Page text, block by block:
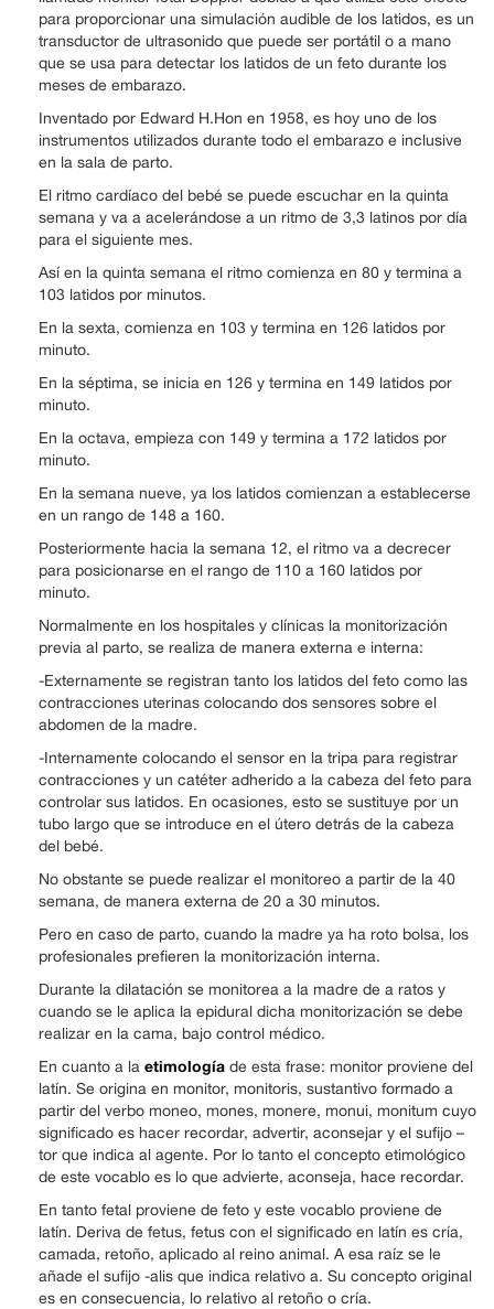
para proporcionar una simulación audible de los latidos, es un
transductor de ultrasonido que puede ser portátil o a mano
que se usa para detectar los latidos de un feto durante los
meses de embarazo.
Inventado por Edward H.Hon en 1958, es hoy uno de los
instrumentos utilizados durante todo el embarazo e inclusive
en la sala de parto.
El ritmo cardíaco del bebé se puede escuchar en la quinta
semana y va a acelerándose a un ritmo de 3,3 latinos por día
para el siguiente mes.
Así en la quinta semana el ritmo comienza en 80 y termina a
103 latidos por minutos.
En la sexta, comienza en 103 y termina en 126 latidos por
minuto.
En la séptima, se inicia en 126 y termina en 149 latidos por
minuto.
En la octava, empieza con 149 y termina a 172 latidos por
minuto.
En la semana nueve, ya los latidos comienzan a establecerse
en un rango de 148 a 160.
Posteriormente hacia la semana 12, el ritmo va a decrecer
para posicionarse en el rango de 110 a 160 latidos por
minuto.
Normalmente en los hospitales y clínicas la monitorización
previa al parto, se realiza de manera externa e interna:
-Externamente se registran tanto los latidos del feto como las
contracciones uterinas colocando dos sensores sobre el
abdomen de la madre.
-Internamente colocando el sensor en la tripa para registrar
contracciones y un catéter adherido a la cabeza del feto para
controlar sus latidos. En ocasiones, esto se sustituye por un
tubo largo que se introduce en el útero detrás de la cabeza
del bebé.
No obstante se puede realizar el monitoreo a partir de la 40
semana, de manera externa de 20 a 30 minutos.
Pero en caso de parto, cuando la madre ya ha roto bolsa, los
profesionales prefieren la monitorización interna.
Durante la dilatación se monitorea a la madre de a ratos y
cuando se le aplica la epidural dicha monitorización se debe
realizar en la cama, bajo control médico.
En cuanto a la etimología de esta frase: monitor proviene del
latín. Se origina en monitor, monitoris, sustantivo formado a
partir del verbo moneo, mones, monere, monui, monitum cuyo
significado es hacer recordar, advertir, aconsejar y el sufijo –
tor que indica al agente. Por lo tanto el concepto etimológico
de este vocablo es lo que advierte, aconseja, hace recordar.
En tanto fetal proviene de feto y este vocablo proviene de
latín. Deriva de fetus, fetus con el significado en latín es cría,
camada, retoño, aplicado al reino animal. A esa raíz se le
añade el sufijo -alis que indica relativo a. Su concepto original
es en consecuencia, lo relativo al retoño o cría.